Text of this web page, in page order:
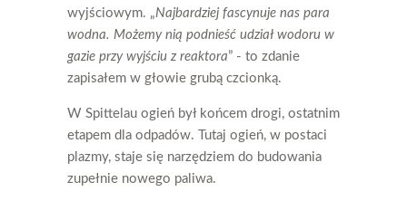
wyjściowym. „Najbardziej fascynuje nas para
wodna. Możemy nią podnieść udział wodoru w
gazie przy wyjściu z reaktora” - to zdanie
zapisałem w głowie grubą czcionką.
W Spittelau ogień był końcem drogi, ostatnim
etapem dla odpadów. Tutaj ogień, w postaci
plazmy, staje się narzędziem do budowania
zupełnie nowego paliwa.